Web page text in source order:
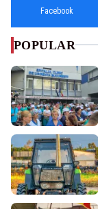
Facebook
POPULAR